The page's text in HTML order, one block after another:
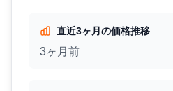
直近3ヶ月の価格推移
3ヶ月前